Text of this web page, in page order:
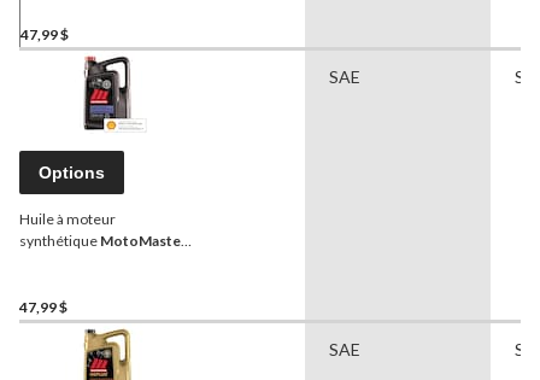
47,99 $
Options
Huile à moteur
synthétique MotoMaster,
47,99 $
SAE
SAE